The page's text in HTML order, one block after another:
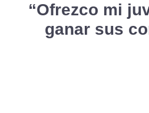
“Ofrezco mi
ganar sus